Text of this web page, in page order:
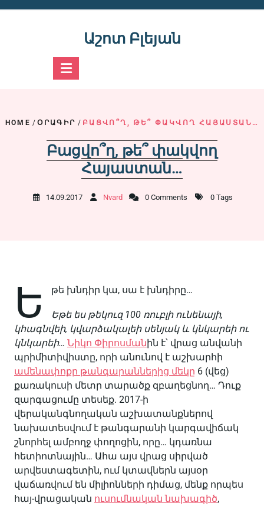
Աշոտ Բլեյան
HOME /ՕՐԱԳԻՐ / ԲԱՑՎՈ՞Ղ, ԹԵ՞ ՓԱԿՎՈՂ ՀԱՅԱՍՏԱՆ…
Բացվո՞ղ, թե՞ փակվող
Հայաստան…
14.09.2017 Nvard 0 Comments 0 Tags
Ե թե խնդիր կա, սա է խնդիրը…
Եթե ես թեկուզ 100 ռուբլի ունենայի,
կհագնվեի, կվարձակալեի սենյակ և կնկարեի ու
կնկարեի… Նիկո Փիրոսմանին է՝ վրաց անվանի
պրիմիտիվիստը, որի անունով է աշխարհի
ամենափոքր թանգարաններից մեկը 6 (վեց)
քառակուսի մետր տարածք զբաղեցնող… Դուք
զարգացումը տեսեք. 2017-ի
վերականգնողական աշխատանքներով
նախատեսվում է թանգարանի կարգավիճակ
շնորհել ամբողջ փողոցին, որը… կդառնա
հետիոտնային… Ահա այս վրաց սիրված
արվեստագետին, ում կտավներն այսօր
վաճառվում են միլիոնների դիմաց, մենք որպես
հայ-վրացական ուսումնական նախագիծ,